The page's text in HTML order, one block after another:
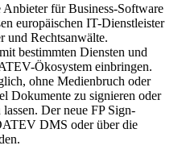
für Business-Software
europäischen IT-Dienstleister
und Rechtsanwälte.
bestimmten Diensten und
Ökosystem einbringen.
ohne Medienbruch oder
Dokumente zu signieren oder
Der neue FP Sign-
DMS oder über die